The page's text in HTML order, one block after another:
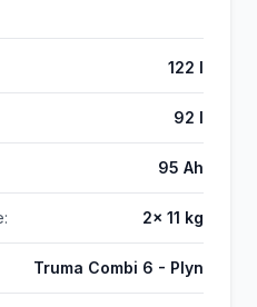
122 l
92 l
95 Ah
2x 11 kg
Truma Combi 6 - Plyn